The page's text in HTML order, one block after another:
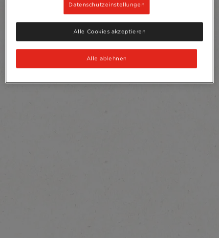
Datenschutzeinstellungen
Alle ablehnen
Alle Cookies akzeptieren